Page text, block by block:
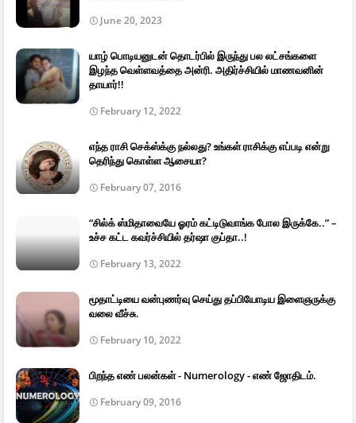
June 20, 2023
யாழ் பொடியனுடன் தொடர்பில் இருந்து பல லட்சங்களை
இழந்த வெள்ளவத்தை அன்ரி. அதிர்ச்சியில் மாணவனின்
தாயார்!!
February 12, 2022
எந்த ராசி செக்ஸ்க்கு நல்லது? உங்கள் ராசிக்கு எப்படி என்று
தெரிந்து கொள்ள ஆசையா?
February 07, 2016
“சில்க் ஸ்மிதாவையே ஓரம் கட்டிடுவாங்க போல இருக்கே..” –
உச்ச கட்ட கவர்ச்சியில் தர்ஷா குப்தா..!
February 13, 2022
மூதாட்டியை வன்புணர்வு செய்து தப்பியோடிய இளைஞருக்கு
வலை வீச்சு.
February 10, 2022
பிறந்த எண் பலன்கள் - Numerology - எண் ஜோதிடம்.
February 09, 2016